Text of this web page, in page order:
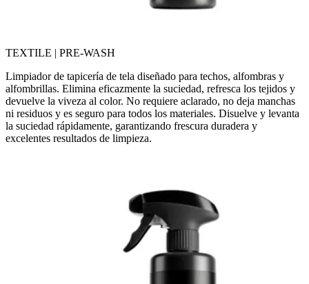
TEXTILE | PRE-WASH
Limpiador de tapicería de tela diseñado para techos, alfombras y
alfombrillas. Elimina eficazmente la suciedad, refresca los tejidos y
devuelve la viveza al color. No requiere aclarado, no deja manchas
ni residuos y es seguro para todos los materiales. Disuelve y levanta
la suciedad rápidamente, garantizando frescura duradera y
excelentes resultados de limpieza.